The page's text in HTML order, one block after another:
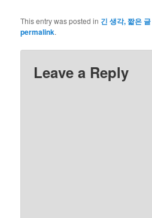
This entry was posted in 긴 생각, 짧은 글
permalink.
Leave a Reply